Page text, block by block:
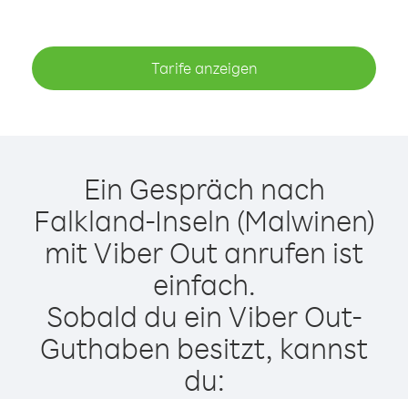
Tarife anzeigen
Ein Gespräch nach
Falkland-Inseln (Malwinen)
mit Viber Out anrufen ist
einfach.
Sobald du ein Viber Out-
Guthaben besitzt, kannst
du: